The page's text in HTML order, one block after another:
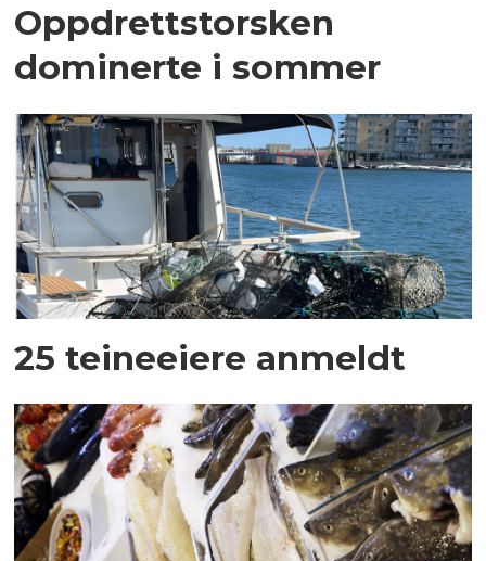
Oppdrettstorsken
dominerte i sommer
25 teineeiere anmeldt